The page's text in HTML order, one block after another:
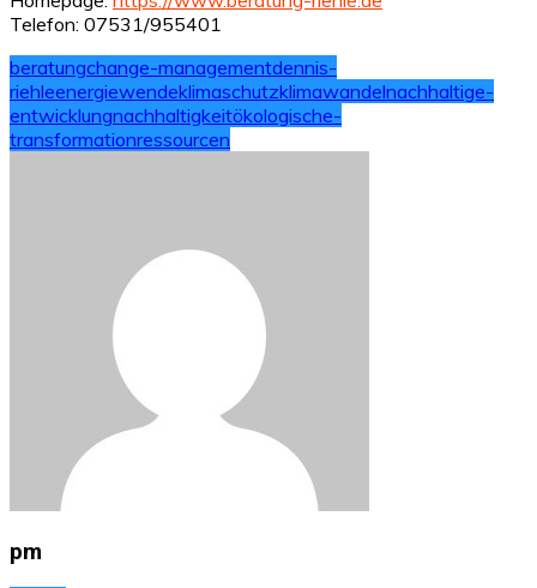
Telefon: 07531/955401
beratungchange-managementdennis-
riehleenergiewendeklimaschutzklimawandelnachhaltige-
entwicklungnachhaltigkeitökologische-
transformationressourcen
pm